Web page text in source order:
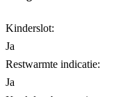
Kinderslot:
Ja
Restwarmte indicatie:
Ja